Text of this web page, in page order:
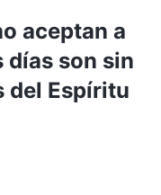
aceptan a
días son sin
del Espíritu